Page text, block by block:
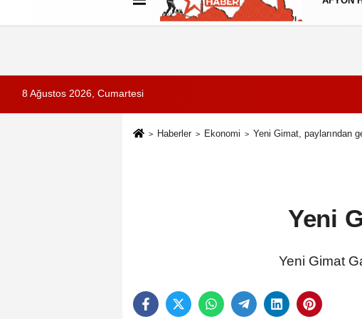
Künye İletişim Çerez Politikası
8 Ağustos 2026, Cumartesi
Haberler Ekonomi Yeni Gimat, paylarından
Yeni
Yeni Gimat